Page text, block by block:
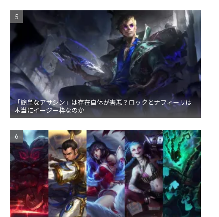
「簡単なアサシン」は存在自体が害悪？ロックとナフィーリは
本当にイージー枠なのか